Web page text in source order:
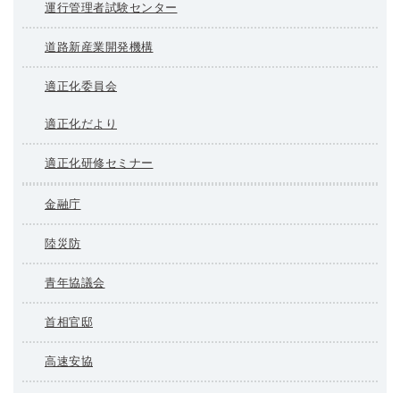
運行管理者試験センター
道路新産業開発機構
適正化委員会
適正化だより
適正化研修セミナー
金融庁
陸災防
青年協議会
首相官邸
高速安協